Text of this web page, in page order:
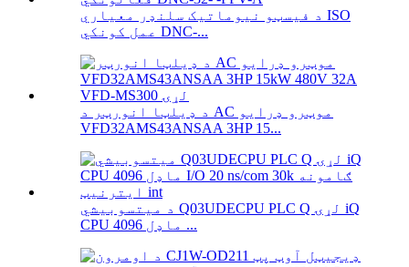
د فیسټو نیوماتیک سلنډر معیاري ISO
عمل کونکي DNC-...
د ډیلټا انورټر د AC موټرو ډرایو
VFD32AMS43ANSAA 3HP 15...
د میتسوبیشي Q03UDECPU PLC Q لړۍ iQ
CPU ماډل 4096 ...